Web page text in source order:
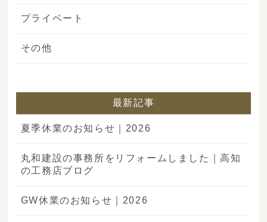
プライベート
その他
最新記事
夏季休業のお知らせ｜2026
丸和建設の事務所をリフォームしました｜高知
の工務店ブログ
GW休業のお知らせ｜2026